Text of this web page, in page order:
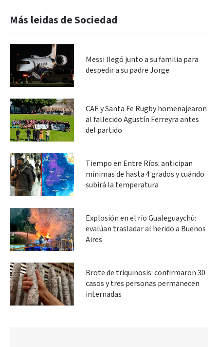
Más leidas de Sociedad
Messi llegó junto a su familia para
despedir a su padre Jorge
CAE y Santa Fe Rugby homenajearon
al fallecido Agustín Ferreyra antes
del partido
Tiempo en Entre Ríos: anticipan
mínimas de hasta 4 grados y cuándo
subirá la temperatura
Explosión en el río Gualeguaychú:
evalúan trasladar al herido a Buenos
Aires
Brote de triquinosis: confirmaron 30
casos y tres personas permanecen
internadas